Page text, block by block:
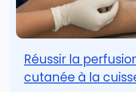
Réussir la
cutanée à la